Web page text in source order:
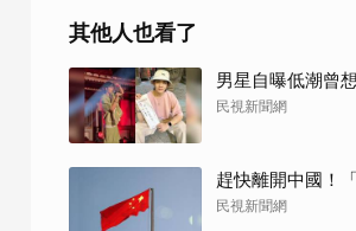
其他人也看了
男星自曝低潮曾
民視新聞網
趕快離開中國！
民視新聞網